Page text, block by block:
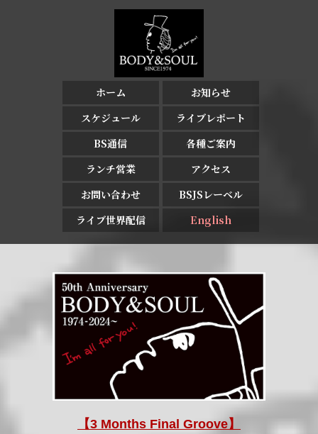
ホーム
お知らせ
スケジュール
ライブレポート
BS通信
各種ご案内
ランチ営業
アクセス
お問い合わせ
BSJSレーベル
ライブ世界配信
English
【3 Months Final Groove】